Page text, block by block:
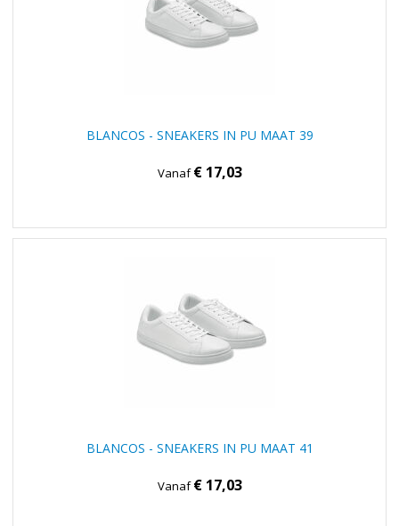
BLANCOS - SNEAKERS IN PU MAAT 39
Vanaf€ 17,03
BLANCOS - SNEAKERS IN PU MAAT 41
Vanaf€ 17,03